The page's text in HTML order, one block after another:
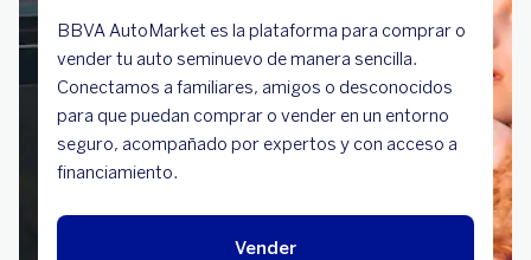
BBVA AutoMarket es la plataforma para comprar o
vender tu auto seminuevo de manera sencilla.
Conectamos a familiares, amigos o desconocidos
para que puedan comprar o vender en un entorno
seguro, acompañado por expertos y con acceso a
financiamiento.
Vender